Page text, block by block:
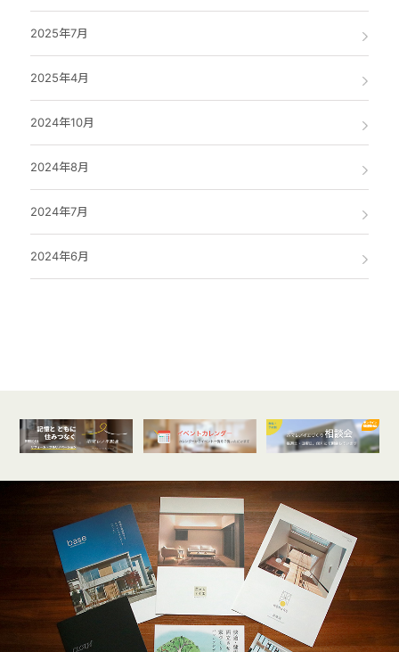
2025年7月
2025年4月
2024年10月
2024年8月
2024年7月
2024年6月
オンライン
開催受付中